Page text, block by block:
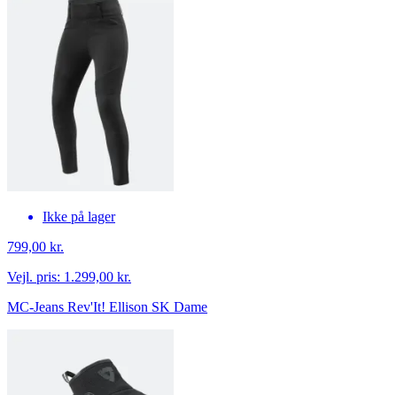
Ikke på lager
799,00 kr.
Vejl. pris: 1.299,00 kr.
MC-Jeans Rev'It! Ellison SK Dame